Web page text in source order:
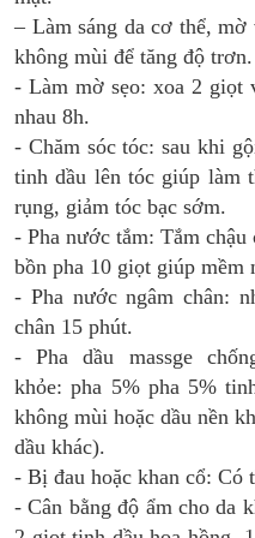
– Làm sáng da cơ thể,
không mùi để tăng độ trơn.
- Làm mờ sẹo: xoa 2 giọt
nhau 8h.
- Chăm sóc tóc: sau khi
tinh dầu lên tóc giúp làm
rụng, giảm tóc bạc sớm.
- Pha nước tắm: Tắm
bồn pha 10 giọt giúp mềm
- Pha nước ngâm chân:
chân 15 phút.
- Pha dầu massge
khỏe: pha 5% pha 5%
không mùi hoặc dầu nền
dầu khác).
- Bị đau hoặc khan cổ: Có
- Cân bằng độ ẩm cho da